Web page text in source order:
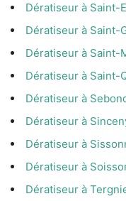
Dératiseur à
Dératiseur à Saint-
Dératiseur à Saint-
Dératiseur à Saint-
Dératiseur à
Dératiseur à
Dératiseur à
Dératiseur à
Dératiseur à